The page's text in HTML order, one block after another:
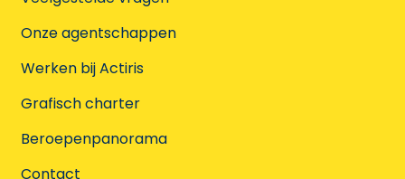
Onze agentschappen
Werken bij Actiris
Grafisch charter
Beroepenpanorama
Contact